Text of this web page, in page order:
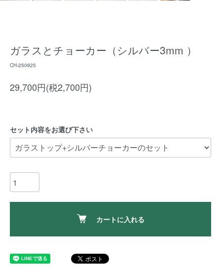
ガラスとチョーカー（シルバー3mm ）
CH-250925
29,700円(税2,700円)
セット内容をお選び下さい
カートに入れる